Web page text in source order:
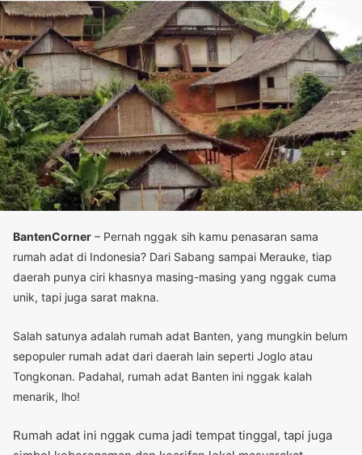
BantenCorner – Pernah nggak sih kamu penasaran sama
rumah adat di Indonesia? Dari Sabang sampai Merauke, tiap
daerah punya ciri khasnya masing-masing yang nggak cuma
unik, tapi juga sarat makna.
Salah satunya adalah rumah adat Banten, yang mungkin belum
sepopuler rumah adat dari daerah lain seperti Joglo atau
Tongkonan. Padahal, rumah adat Banten ini nggak kalah
menarik, lho!
Rumah adat ini nggak cuma jadi tempat tinggal, tapi juga